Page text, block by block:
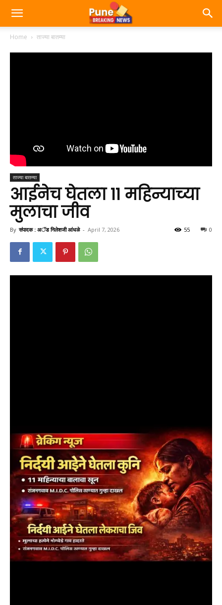
Home ताज्या बातम्या
ताज्या बातम्या
आईनेच घेतला 11 महिन्याच्या
मुलाचा जीव
By संपादक : अॅड निलेशजी आंधळे - April 7, 2026 0
55